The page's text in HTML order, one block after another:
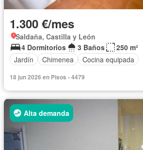
1.300 €/mes
Saldaña, Castilla y León
4 Dormitorios
3 Baños
250 m²
Jardín
Chimenea Cocina equipada
18 jun 2026 en Pisos - 4479
Alta demanda